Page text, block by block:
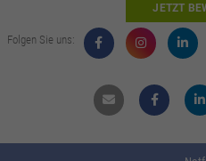
JETZT
Folgen Sie uns:
Mail Facebook